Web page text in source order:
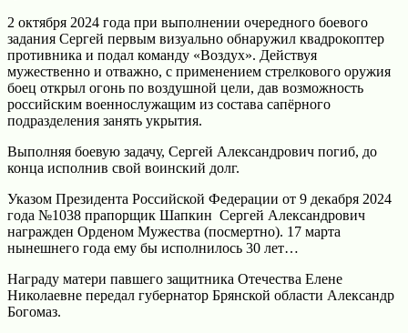
2 октября 2024 года при выполнении очередного боевого
задания Сергей первым визуально обнаружил квадрокоптер
противника и подал команду «Воздух». Действуя
мужественно и отважно, с применением стрелкового оружия
боец открыл огонь по воздушной цели, дав возможность
российским военнослужащим из состава сапёрного
подразделения занять укрытия.
Выполняя боевую задачу, Сергей Александрович погиб, до
конца исполнив свой воинский долг.
Указом Президента Российской Федерации от 9 декабря 2024
года №1038 прапорщик Шапкин Сергей Александрович
награжден Орденом Мужества (посмертно). 17 марта
нынешнего года ему бы исполнилось 30 лет…
Награду матери павшего защитника Отечества Елене
Николаевне передал губернатор Брянской области Александр
Богомаз.